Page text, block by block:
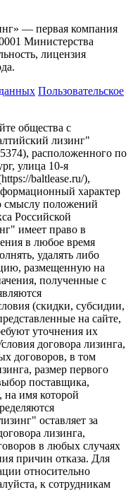
— первая компания
Министерства
лицензия
Пользовательское
общества с
лизинг"
расположенного по
улица 10-я
baltlease.ru/),
характер
смыслу положений
Российской
имеет право в
в любое время
удалять либо
размещенную на
полученные с
(скидки, субсидии,
на сайте,
уточнения их
договора лизинга,
договоров, в том
размер первого
поставщика,
на имя которой
оставляет за
лизинга,
в любых случаях
причин отказа. Для
относительно
к сотрудникам